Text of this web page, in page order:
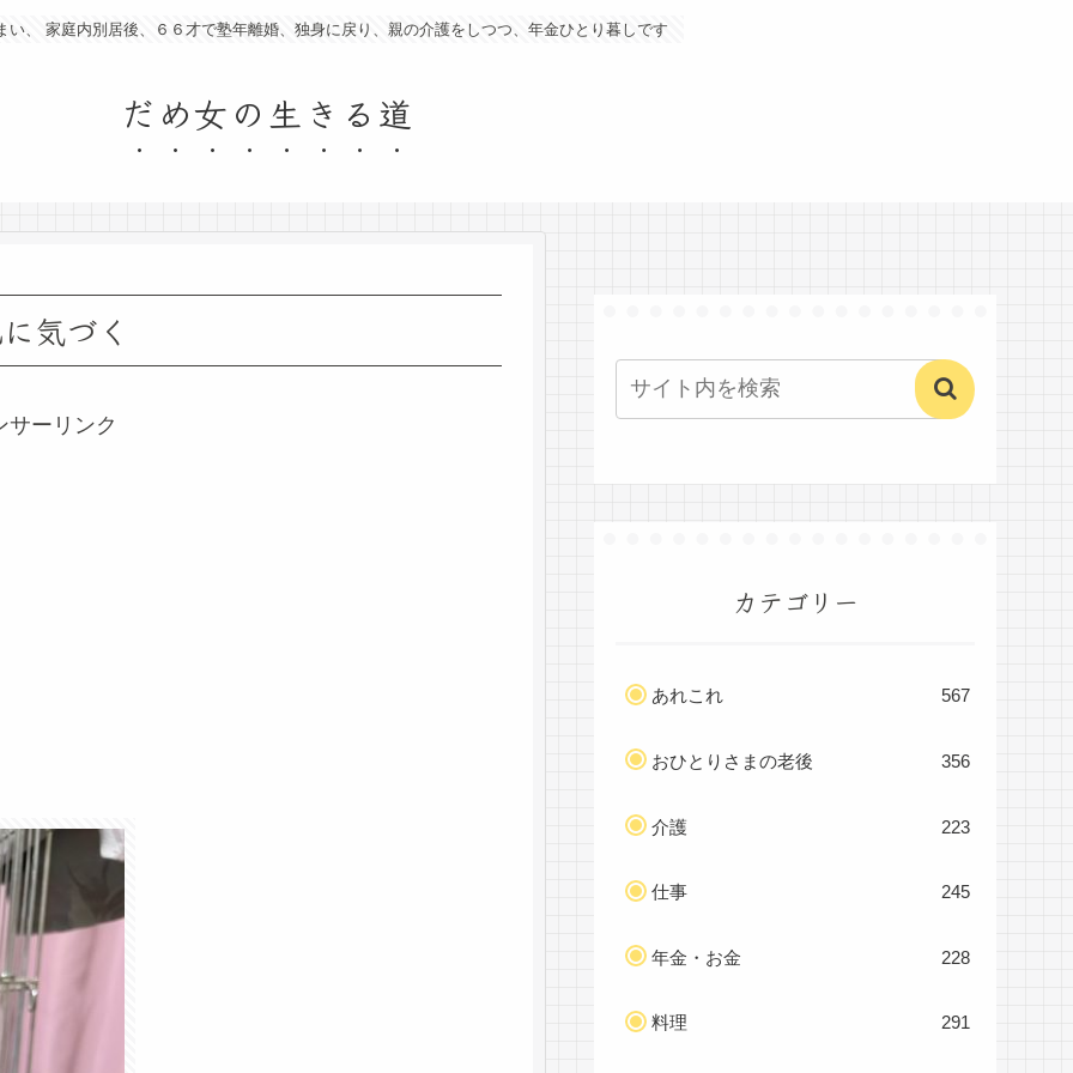
い、 家庭内別居後、６６才で塾年離婚、独身に戻り、親の介護をしつつ、年金ひとり暮しです
だめ女の生きる道
気づく
サーリンク
カテゴリー
あれこれ 567
おひとりさまの老後 356
介護 223
仕事 245
年金・お金 228
料理 291